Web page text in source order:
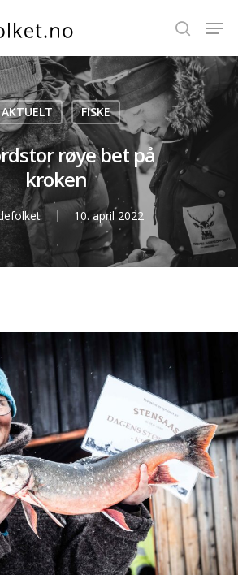
or ESC to close
AKTUELT FISKE
røye bet på
kroken
10. april 2022